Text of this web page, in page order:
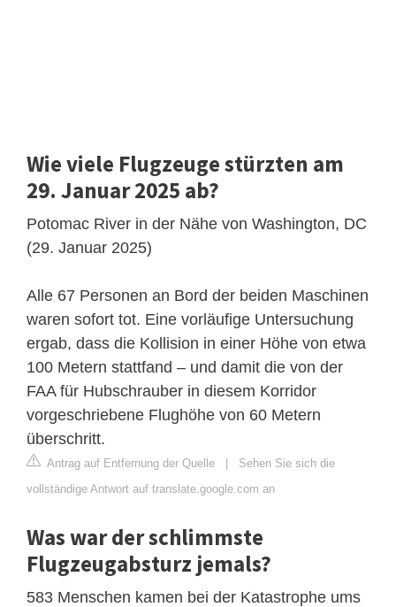
Wie viele Flugzeuge stürzten am
29. Januar 2025 ab?
Potomac River in der Nähe von Washington, DC
(29. Januar 2025)
Alle 67 Personen an Bord der beiden Maschinen
waren sofort tot. Eine vorläufige Untersuchung
ergab, dass die Kollision in einer Höhe von etwa
100 Metern stattfand – und damit die von der
FAA für Hubschrauber in diesem Korridor
vorgeschriebene Flughöhe von 60 Metern
überschritt.
Antrag auf Entfernung der Quelle | Sehen Sie sich die
vollständige Antwort auf translate.google.com an
Was war der schlimmste
Flugzeugabsturz jemals?
583 Menschen kamen bei der Katastrophe ums